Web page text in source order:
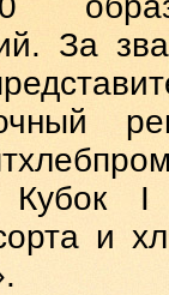
За
Кубок
и